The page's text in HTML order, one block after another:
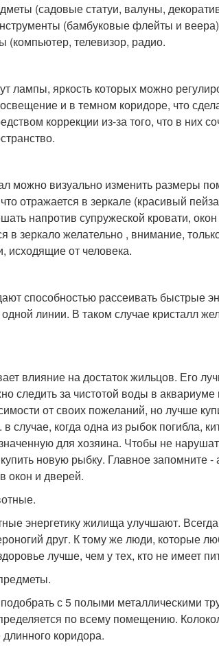
(садовые статуи, валуны,
(бамбуковые флейты и
(компьютер, телевизор, радио.
лампы, яркость которых можно
и в темном коридоре, что
коррекции из-за того, что в них
можно визуально изменить размеры
отражается в зеркале (красивый
напротив супружеской кровати,
в зеркало желательно , внимание,
исходящие от человека.
способностью рассеивать быстрые
линии. В таком случае кристалл
влияние на достаток жильцов. Его
следить за чистотой воды в
от своих пожеланий, но лучше
случае, когда одна из рыбок погибла,
для хозяина. Чтобы не
новую рыбку. Главное запомните
окон и дверей.
энергетику жилища улучшают.
друг. К тому же люди, которые
лучше, чем у тех, кто не имеет
с 5 полыми металлическими
по всему помещению.
коридора.